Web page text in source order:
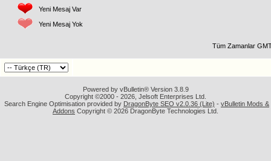
Yeni Mesaj Var
Yeni Mesaj Yok
Tüm Zamanlar
Powered by vBulletin® Version 3.8.9
Copyright ©2000 - 2026, Jelsoft Enterprises Ltd.
Search Engine Optimisation provided by DragonByte SEO v2.0.36 (Lite) - vBulletin Mods &
Addons Copyright © 2026 DragonByte Technologies Ltd.